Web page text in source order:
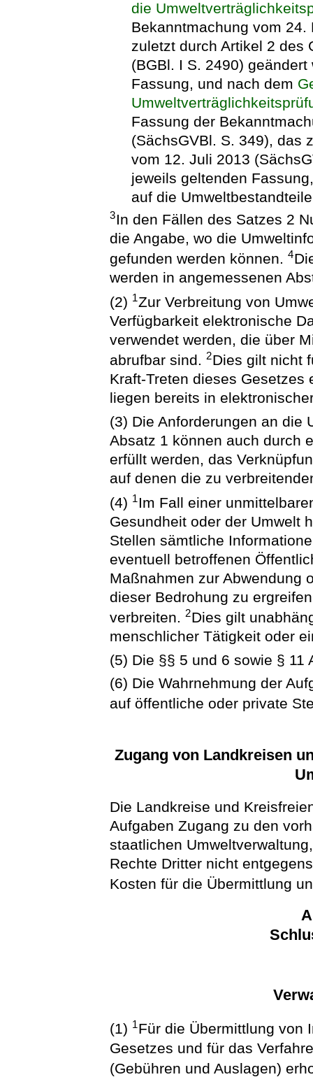
die
Bekanntmachung vom
zuletzt durch Artikel 2 des
(BGBl. I S. 2490)
Fassung, und nach dem
Fassung der
(SächsGVBl. S. 349), das
vom 12. Juli 2013
jeweils geltenden
auf die
3In den Fällen des Satzes 2
die Angabe, wo die
gefunden werden können.4
werden in angemessenen
(2) 1Zur Verbreitung von
Verfügbarkeit elektronische
verwendet werden, die über
abrufbar sind.2Dies gilt nicht
Kraft-Treten dieses
liegen bereits in
(3) Die Anforderungen an die
Absatz 1 können auch durch
erfüllt werden, das
auf denen die zu
(4) 1Im Fall einer
Gesundheit oder der Umwelt
Stellen sämtliche
eventuell betroffenen
Maßnahmen zur Abwendung
dieser Bedrohung zu
verbreiten.2Dies gilt
menschlicher Tätigkeit oder
(5) Die §§ 5 und 6 sowie §
(6) Die Wahrnehmung der
auf öffentliche oder private
Zugang von Landkreisen
Die Landkreise und
Aufgaben Zugang zu den
staatlichen
Rechte Dritter nicht
Kosten für die Übermittlung
(1) 1Für die Übermittlung von
Gesetzes und für das
(Gebühren und Auslagen)